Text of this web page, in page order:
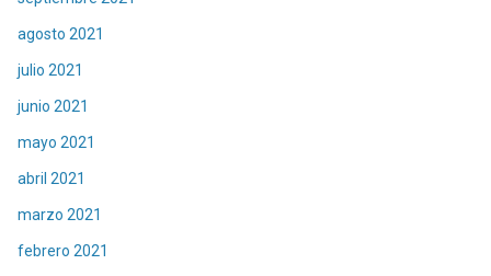
agosto 2021
julio 2021
junio 2021
mayo 2021
abril 2021
marzo 2021
febrero 2021